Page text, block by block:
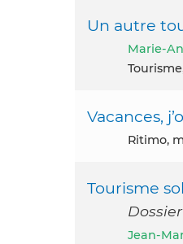
Un autre
Marie-
Vacances,
Ritimo,
Tourisme
Jean-